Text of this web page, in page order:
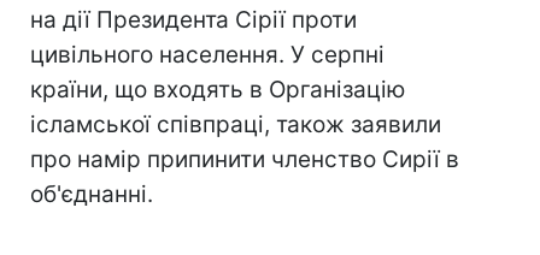
на дії Президента Сірії проти
цивільного населення. У серпні
країни, що входять в Організацію
ісламської співпраці, також заявили
про намір припинити членство Сирії в
об'єднанні.